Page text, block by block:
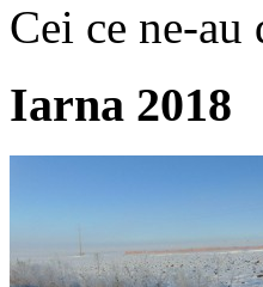
Cei ce ne-au
Iarna 2018